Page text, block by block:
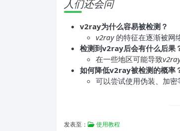
人们还会问
v2ray为什么容易被检测？
v2ray的特征在逐渐被网
检测到v2ray后会有什么后果
在一些地区可能导致
如何降低v2ray被检测的概率
可以尝试使用伪装、加密
发表至： 使用教程